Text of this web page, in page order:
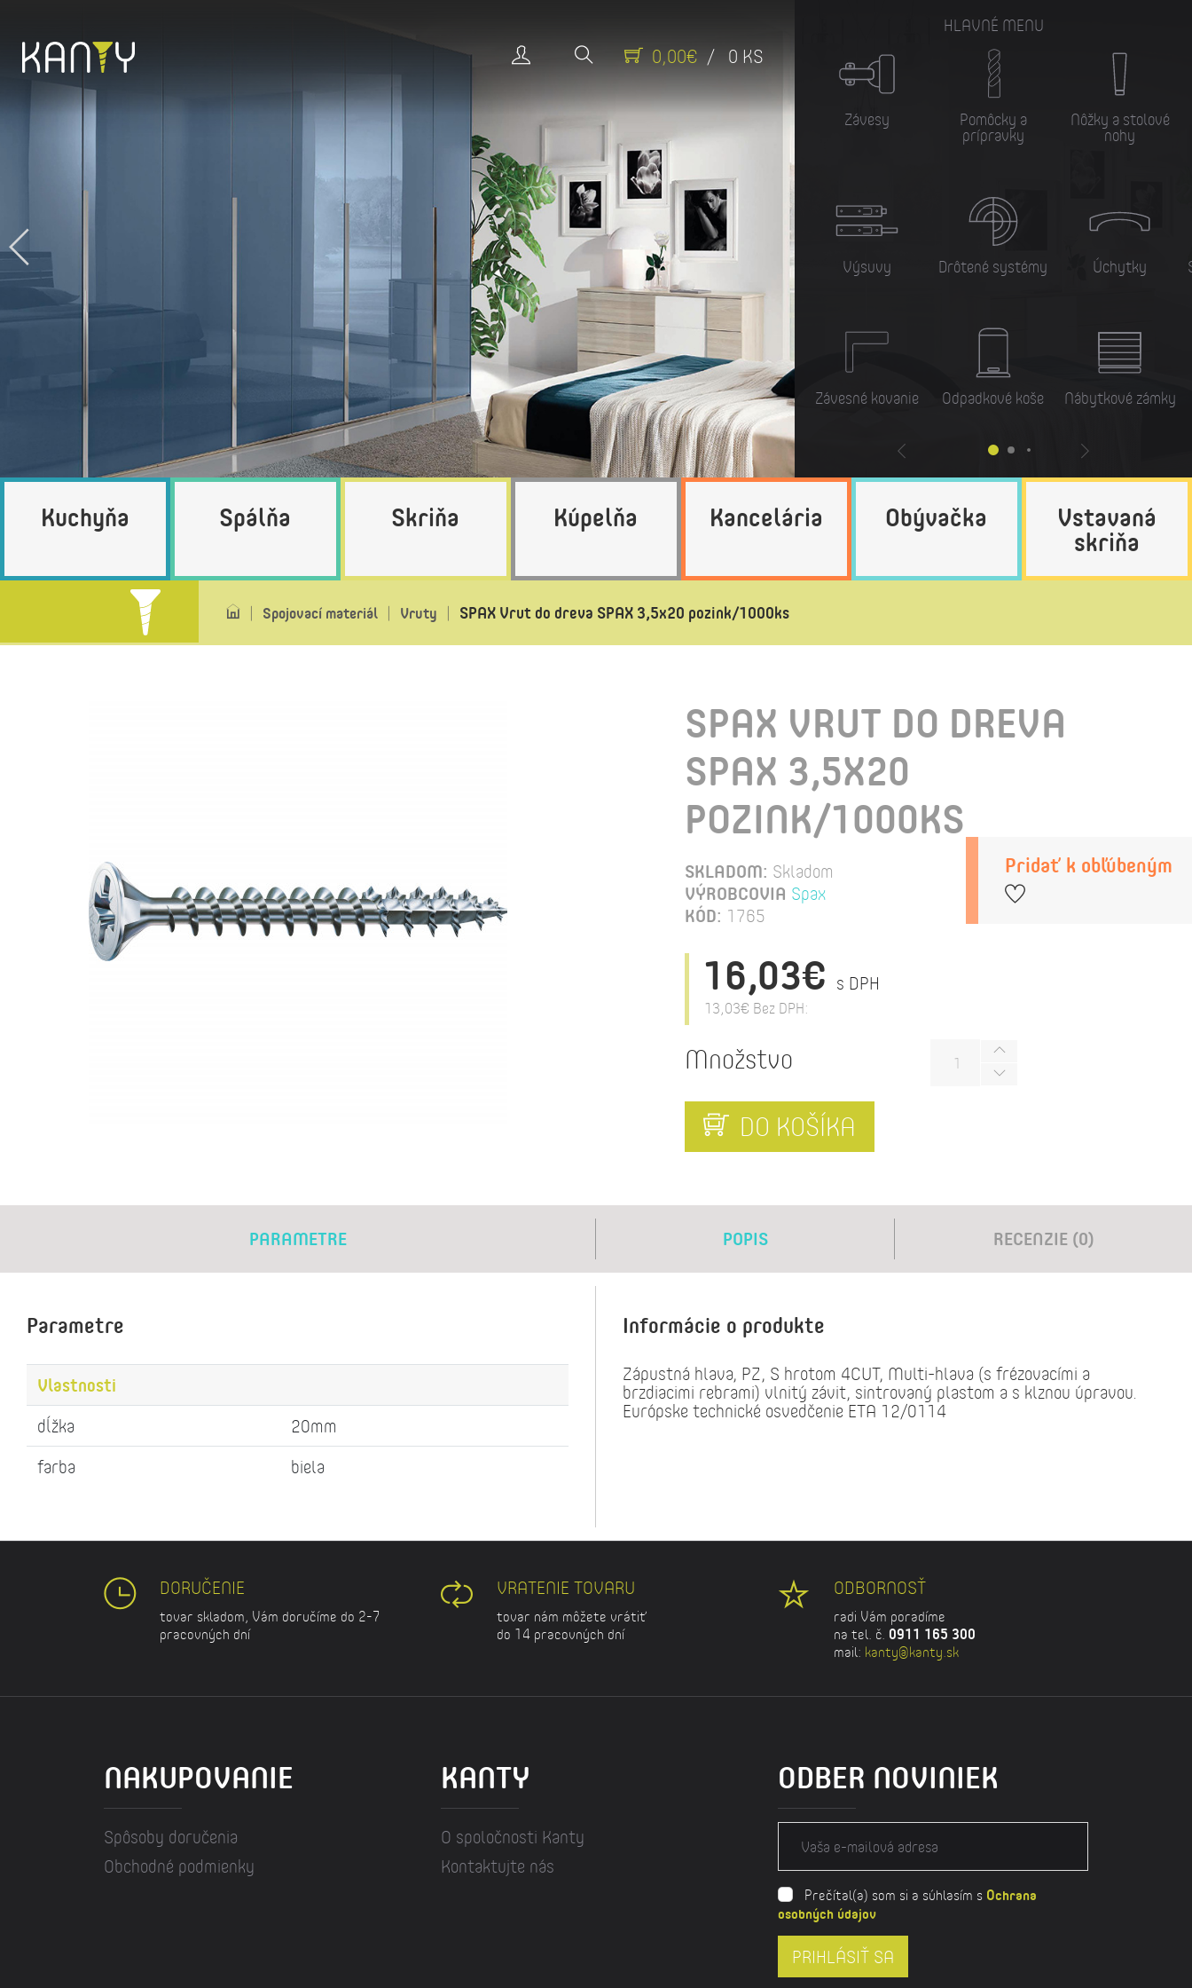
0,00€ / 0 KS
HLAVNÉ MENU
Závesy
Výsuvy
Závesné kovanie
Pomôcky a
prípravky
Drôtené systémy
Odpadkové koše
Nôžky a stolové
nohy
Úchytky
Nábytkové zámky
Kuchyňa Spálňa Skriňa Kúpelňa Kancelária Obývačka Vstavaná
skriňa
Spojovací materiál Vruty SPAX Vrut do dreva SPAX 3,5x20 pozink/1000ks
SPAX VRUT DO DREVA
SPAX 3,5X20
POZINK/1000KS
SKLADOM: Skladom
VÝROBCOVIA Spax
KÓD: 1765
Pridať k obľúbeným
16,03€ s DPH
13,03€ Bez DPH:
Množstvo
DO KOŠÍKA
PARAMETRE
Parametre
Vlastnosti
dĺžka
20mm
farba
biela
POPIS RECENZIE (0)
Informácie o produkte
Zápustná hlava, PZ, S hrotom 4CUT, Multi-hlava (s frézovacími a
brzdiacimi rebrami) vlnitý závit, sintrovaný plastom a s klznou úpravou.
Európske technické osvedčenie ETA 12/0114
DORUČENIE
tovar skladom, Vám doručíme do 2-7
pracovných dní
VRATENIE TOVARU
tovar nám môžete vrátiť
do 14 pracovných dní
ODBORNOSŤ
radi Vám poradíme
na tel. č. 0911 165 300
mail: kanty@kanty.sk
NAKUPOVANIE
Spôsoby doručenia
Obchodné podmienky
KANTY
O spoločnosti Kanty
Kontaktujte nás
ODBER NOVINIEK
Prečítal(a) som si a súhlasím s Ochrana
osobných údajov
PRIHLÁSIŤ SA